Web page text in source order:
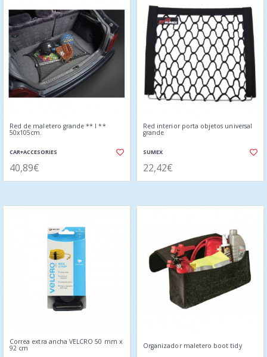
Red de maletero grande ** l **
50x105cm.
CAR+ACCESORIES
40,89€
Red interior porta objetos universal
grande
SUMEX
22,42€
Correa extra ancha VELCRO 50 mm x
92 cm Organizador maletero boot tidy